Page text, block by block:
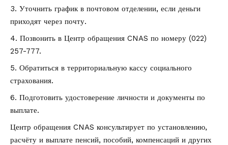
Уточнить график в почтовом отделении, если деньги
приходят через почту.
Позвонить в Центр обращения CNAS по номеру (022)
257-777.
Обратиться в территориальную кассу социального
страхования.
Подготовить удостоверение личности и документы по
выплате.
Центр обращения CNAS консультирует по установлению,
расчёту и выплате пенсий, пособий, компенсаций и других